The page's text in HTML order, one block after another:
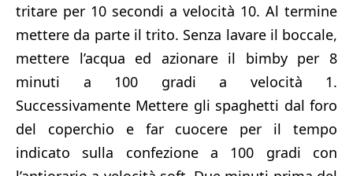
tritare per 10 secondi a velocità 10. Al termine
mettere da parte il trito. Senza lavare il boccale,
mettere l’acqua ed azionare il bimby per 8
minuti a 100 gradi a velocità 1.
Successivamente Mettere gli spaghetti dal foro
del coperchio e far cuocere per il tempo
indicato sulla confezione a 100 gradi con